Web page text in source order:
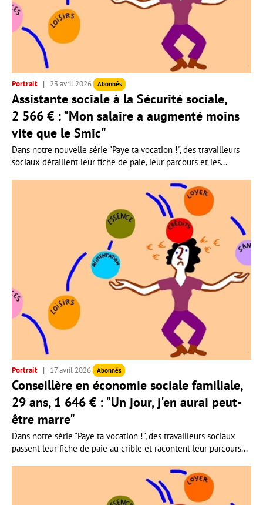
Portrait 23 avril 2026 Abonnés
Assistante sociale à la Sécurité sociale,
2 566 € : "Mon salaire a augmenté moins
vite que le Smic"
Dans notre nouvelle série "Paye ta vocation !", des travailleurs
sociaux détaillent leur fiche de paie, leur parcours et les...
Portrait 17 avril 2026 Abonnés
Conseillère en économie sociale familiale,
29 ans, 1 646 € : "Un jour, j'en aurai peut-
être marre"
Dans notre série "Paye ta vocation !", des travailleurs sociaux
passent leur fiche de paie au crible et racontent leur parcours...